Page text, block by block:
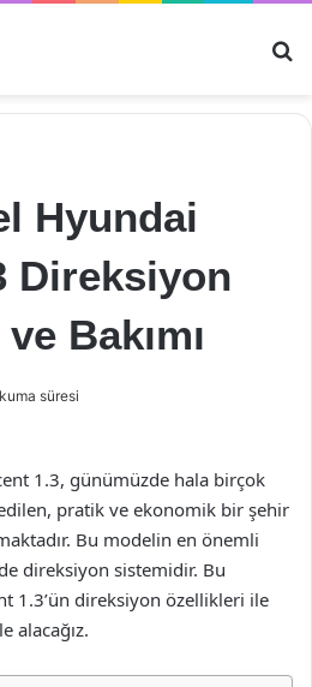
Hyundai
Direksiyon
Bakımı
süresi
1.3, günümüzde hala birçok
pratik ve ekonomik bir şehir
Bu modelin en önemli
direksiyon sistemidir. Bu
1.3’ün direksiyon özellikleri ile
alacağız.